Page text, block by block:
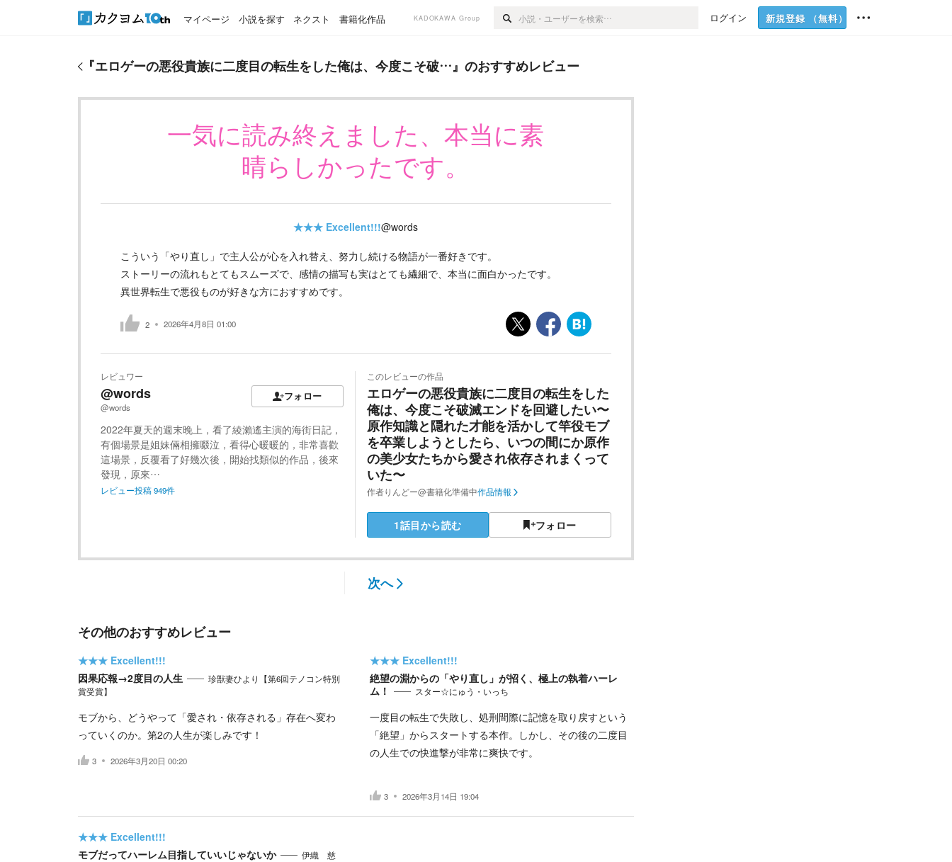
マイページ 小説を探す ネクスト 書籍化作品 KADOKAWA Group ログイン 新規登録 （無料）
『エロゲーの悪役貴族に二度目の転生をした俺は、今度こそ破…』のおすすめレビュー
一気に読み終えました、本当に素
晴らしかったです。
★★★ Excellent!!!@words
こういう「やり直し」で主人公が心を入れ替え、努力し続ける物語が一番好きです。
ストーリーの流れもとてもスムーズで、感情の描写も実はとても繊細で、本当に面白かったです。
異世界転生で悪役ものが好きな方におすすめです。
2 2026年4月8日 01:00
レビュワー
@words
@words
フォロー
2022年夏天的週末晚上，看了綾瀨遙主演的海街日記，
有個場景是姐妹倆相擁啜泣，看得心暖暖的，非常喜歡
這場景，反覆看了好幾次後，開始找類似的作品，後來
發現，原來…
レビュー投稿949件
このレビューの作品
エロゲーの悪役貴族に二度目の転生をした
俺は、今度こそ破滅エンドを回避したい〜
原作知識と隠れた才能を活かして竿役モブ
を卒業しようとしたら、いつの間にか原作
の美少女たちから愛され依存されまくって
いた〜
作者りんどー@書籍化準備中作品情報
1話目から読む フォロー
次へ
その他のおすすめレビュー
★★★ Excellent!!!
因果応報→2度目の人生
珍獣妻ひより【第6回テノコン特別
賞受賞】
モブから、どうやって「愛され・依存される」存在へ変わ
っていくのか。第2の人生が楽しみです！
3 2026年3月20日 00:20
★★★ Excellent!!!
絶望の淵からの「やり直し」が招く、極上の執着ハーレ
ム！
スター☆にゅう・いっち
一度目の転生で失敗し、処刑間際に記憶を取り戻すという
「絶望」からスタートする本作。しかし、その後の二度目
の人生での快進撃が非常に爽快です。
3 2026年3月14日 19:04
★★★ Excellent!!!
モブだってハーレム目指していいじゃないか
伊織 慈